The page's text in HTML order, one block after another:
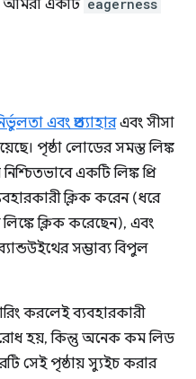
আমরা একটি eagerness
এবং প্রত্যাহারএবং সীসা
পৃষ্ঠা লোডের সমস্ত লিঙ্ক
একটি লিঙ্ক প্রি-
ক্লিক করেন (ধরে
ক্লিক করেছেন), এবং
সম্ভাব্য বিপুল
করলেই ব্যবহারকারী
হয়, কিন্তু অনেক কম লিড
সেই পৃষ্ঠায় স্যুইচ করার